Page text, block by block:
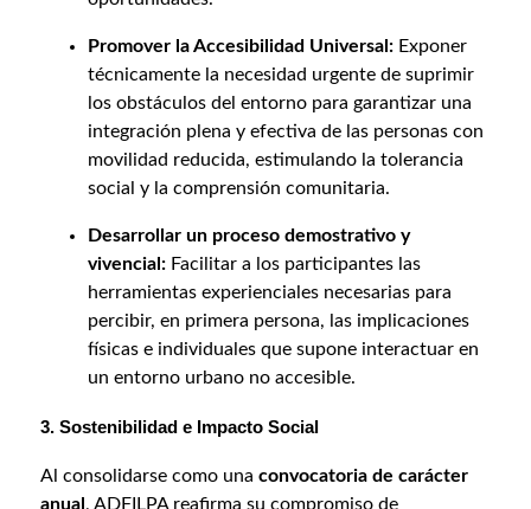
Promover la Accesibilidad Universal: Exponer
técnicamente la necesidad urgente de suprimir
los obstáculos del entorno para garantizar una
integración plena y efectiva de las personas con
movilidad reducida, estimulando la tolerancia
social y la comprensión comunitaria.
Desarrollar un proceso demostrativo y
vivencial: Facilitar a los participantes las
herramientas experienciales necesarias para
percibir, en primera persona, las implicaciones
físicas e individuales que supone interactuar en
un entorno urbano no accesible.
3. Sostenibilidad e Impacto Social
Al consolidarse como una convocatoria de carácter
anual , ADFILPA reafirma su compromiso de